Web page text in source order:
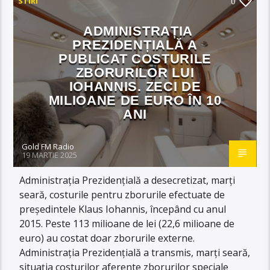
ADMINISTRAȚIA
PREZIDENȚIALĂ A
PUBLICAT COSTURILE
ZBORURILOR LUI
IOHANNIS. ZECI DE
MILIOANE DE EURO ÎN 10
ANI
Gold FM Radio
19 MARTIE 2025
Administraţia Prezidenţială a desecretizat, marţi
seară, costurile pentru zborurile efectuate de
preşedintele Klaus Iohannis, începând cu anul
2015. Peste 113 milioane de lei (22,6 milioane de
euro) au costat doar zborurile externe.
Administraţia Prezidenţială a transmis, marţi seară,
situaţia costurilor aferente zborurilor speciale